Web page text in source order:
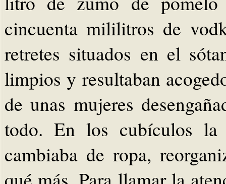
cincuenta mililitros de
retretes situados en el
limpios y resultaban
de unas mujeres
todo. En los cubículos la
cambiaba de ropa,